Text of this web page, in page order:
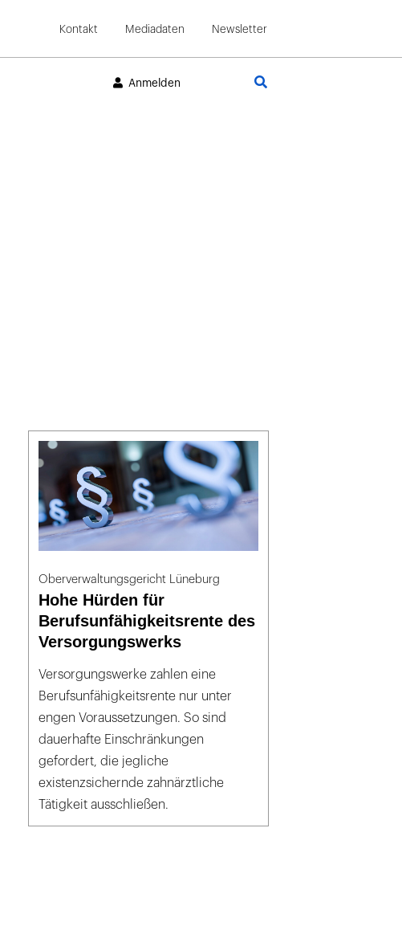
Kontakt Mediadaten Newsletter
Anmelden
Oberverwaltungsgericht Lüneburg
Hohe Hürden für
Berufsunfähigkeitsrente des
Versorgungswerks
Versorgungswerke zahlen eine
Berufsunfähigkeitsrente nur unter
engen Voraussetzungen. So sind
dauerhafte Einschränkungen
gefordert, die jegliche
existenzsichernde zahnärztliche
Tätigkeit ausschließen.